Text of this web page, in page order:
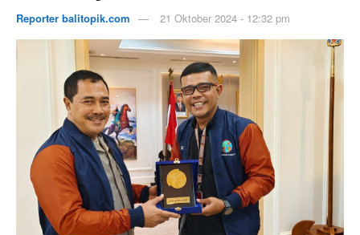
Reporter balitopik.com 21 Oktober 2024 - 12:32 pm